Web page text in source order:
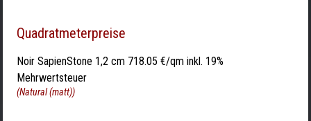
Quadratmeterpreise
Noir SapienStone 1,2 cm 718.05 €/qm inkl. 19%
Mehrwertsteuer
(Natural (matt))